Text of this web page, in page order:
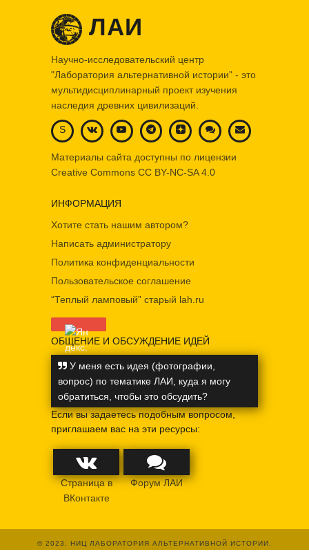
ЛАИ
Научно-исследовательский центр
"Лаборатория альтернативной истории" - это
мультидисциплинарный проект изучения
наследия древних цивилизаций.
S
Материалы сайта доступны по лицензии
Creative Commons CC BY-NC-SA 4.0
ИНФОРМАЦИЯ
Хотите стать нашим автором?
Написать администратору
Политика конфиденциальности
Пользовательское соглашение
“Теплый ламповый” старый lah.ru
ОБЩЕНИЕ И ОБСУЖДЕНИЕ ИДЕЙ
У меня есть идея (фотографии,
вопрос) по тематике ЛАИ, куда я могу
обратиться, чтобы это обсудить?
Если вы задаетесь подобным вопросом,
приглашаем вас на эти ресурсы:
Страница в
ВКонтакте
Форум ЛАИ
© 2023. НИЦ ЛАБОРАТОРИЯ АЛЬТЕРНАТИВНОЙ ИСТОРИИ.